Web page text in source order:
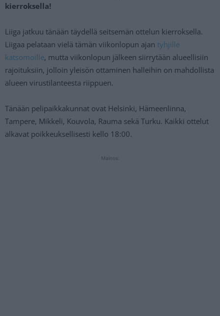
kierroksella!
Liiga jatkuu tänään täydellä seitsemän ottelun kierroksella.
Liigaa pelataan vielä tämän viikonlopun ajan tyhjille
katsomoille, mutta viikonlopun jälkeen siirrytään alueellisiin
rajoituksiin, jolloin yleisön ottaminen halleihin on mahdollista
alueen virustilanteesta riippuen.
Tänään pelipaikkakunnat ovat Helsinki, Hämeenlinna,
Tampere, Mikkeli, Kouvola, Rauma sekä Turku. Kaikki ottelut
alkavat poikkeuksellisesti kello 18:00.
Mainos: